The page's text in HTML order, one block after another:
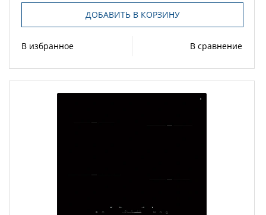
ДОБАВИТЬ В КОРЗИНУ
В избранное В сравнение